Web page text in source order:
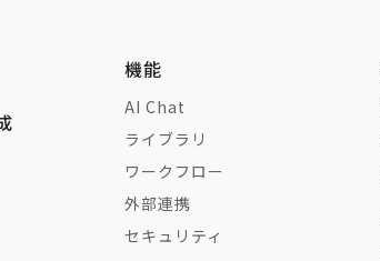
機能
AI Chat
ライブラリ
ワークフロー
外部連携
セキュリティ